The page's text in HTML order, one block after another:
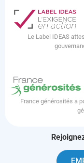
Le Label IDEAS
France générosités a